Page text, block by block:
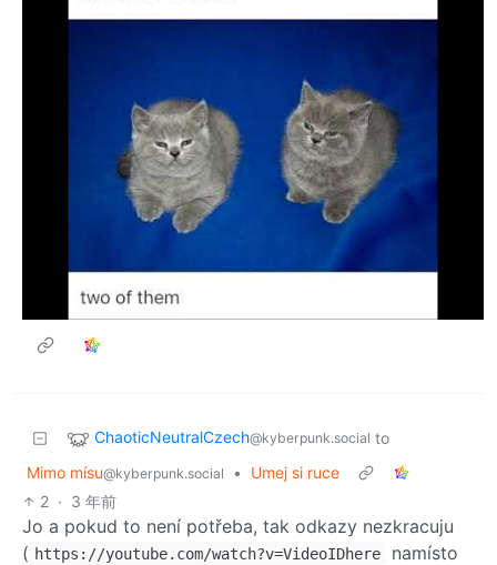
ChaoticNeutralCzech@kyberpunk.social to
Mimo mísu@kyberpunk.social •
Umej si ruce
2 · 3 年前
Jo a pokud to není potřeba, tak odkazy nezkracuju
( https://youtube.com/watch?v=VideoIDhere namísto